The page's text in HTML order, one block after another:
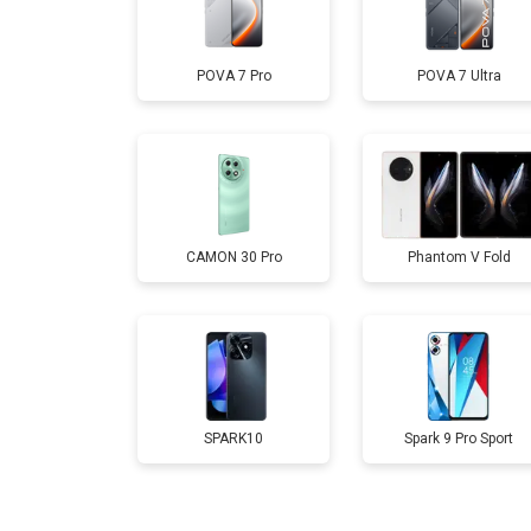
Замена дисплея (экрана)
Замена аккумулятора
Замена кнопки включения
Ремонт цепи питания
Ремонт динамика
POVA 7 Pro POVA 7 Ultra
CAMON 30 Pro Phantom V Fold
SPARK10 Spark 9 Pro Sport